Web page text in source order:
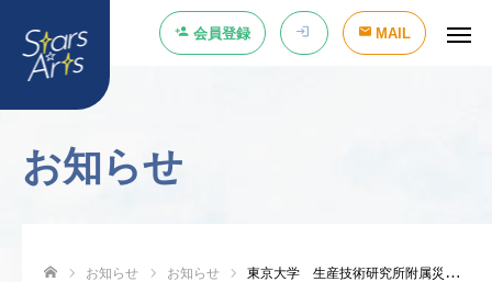
会員登録 MAIL
お知らせ
お知らせ お知らせ 東京大学 生産技術研究所附属災害対策トレーニングセンター 災害防災士 DTMC・DSEP 課程修了